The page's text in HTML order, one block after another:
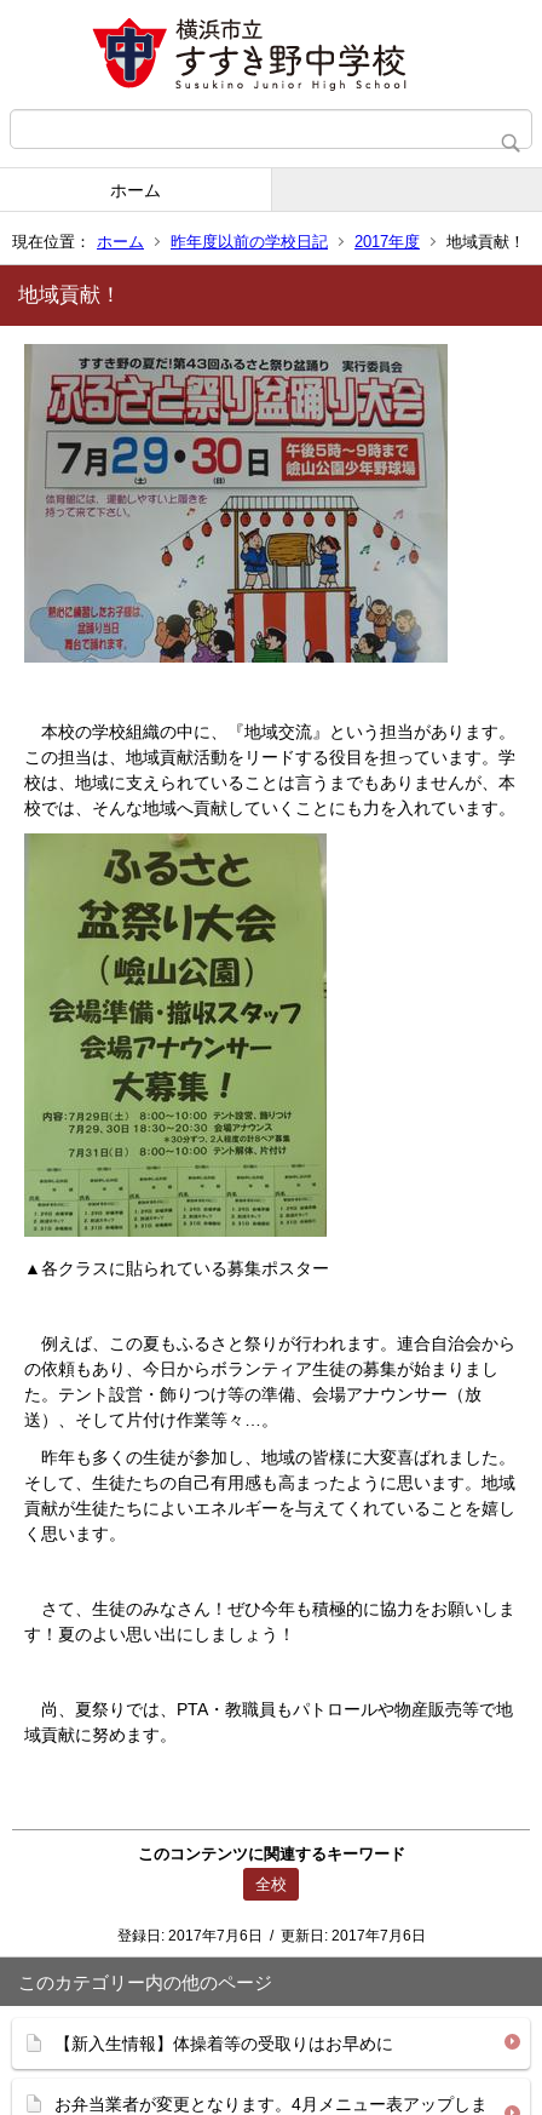
ホーム
現在位置： ホーム 昨年度以前の学校日記 2017年度 地域貢献！
地域貢献！
本校の学校組織の中に、『地域交流』という担当があります。
この担当は、地域貢献活動をリードする役目を担っています。学
校は、地域に支えられていることは言うまでもありませんが、本
校では、そんな地域へ貢献していくことにも力を入れています。
▲各クラスに貼られている募集ポスター
例えば、この夏もふるさと祭りが行われます。連合自治会から
の依頼もあり、今日からボランティア生徒の募集が始まりまし
た。テント設営・飾りつけ等の準備、会場アナウンサー（放
送）、そして片付け作業等々…。
昨年も多くの生徒が参加し、地域の皆様に大変喜ばれました。
そして、生徒たちの自己有用感も高まったように思います。地域
貢献が生徒たちによいエネルギーを与えてくれていることを嬉し
く思います。
さて、生徒のみなさん！ぜひ今年も積極的に協力をお願いしま
す！夏のよい思い出にしましょう！
尚、夏祭りでは、PTA・教職員もパトロールや物産販売等で地
域貢献に努めます。
このコンテンツに関連するキーワード
全校
登録日: 2017年7月6日 / 更新日: 2017年7月6日
このカテゴリー内の他のページ
【新入生情報】体操着等の受取りはお早めに
お弁当業者が変更となります。4月メニュー表アップしま